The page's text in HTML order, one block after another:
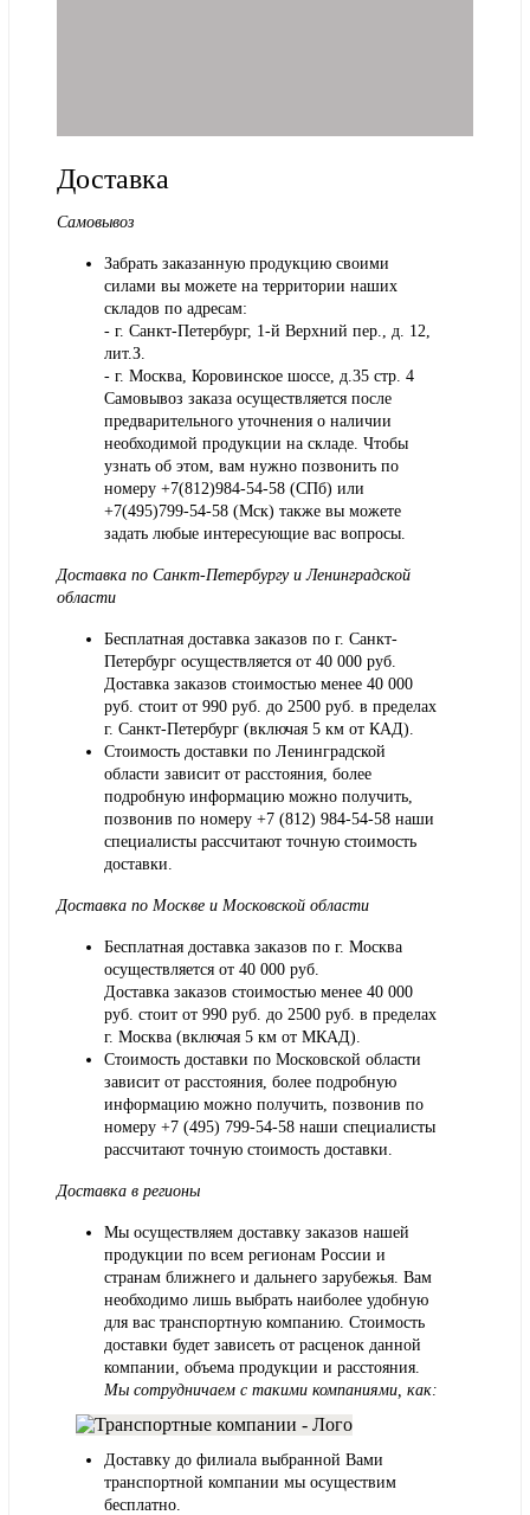
Доставка
Самовывоз
Забрать заказанную продукцию своими
силами вы можете на территории наших
складов по адресам:
- г. Санкт-Петербург, 1-й Верхний пер., д. 12,
лит.З.
- г. Москва, Коровинское шоссе, д.35 стр. 4
Самовывоз заказа осуществляется после
предварительного уточнения о наличии
необходимой продукции на складе. Чтобы
узнать об этом, вам нужно позвонить по
номеру +7(812)984-54-58 (СПб) или
+7(495)799-54-58 (Мск) также вы можете
задать любые интересующие вас вопросы.
Доставка по Санкт-Петербургу и Ленинградской
области
Бесплатная доставка заказов по г. Санкт-
Петербург осуществляется от 40 000 руб.
Доставка заказов стоимостью менее 40 000
руб. стоит от 990 руб. до 2500 руб. в пределах
г. Санкт-Петербург (включая 5 км от КАД).
Стоимость доставки по Ленинградской
области зависит от расстояния, более
подробную информацию можно получить,
позвонив по номеру +7 (812) 984-54-58 наши
специалисты рассчитают точную стоимость
доставки.
Доставка по Москве и Московской области
Бесплатная доставка заказов по г. Москва
осуществляется от 40 000 руб.
Доставка заказов стоимостью менее 40 000
руб. стоит от 990 руб. до 2500 руб. в пределах
г. Москва (включая 5 км от МКАД).
Стоимость доставки по Московской области
зависит от расстояния, более подробную
информацию можно получить, позвонив по
номеру +7 (495) 799-54-58 наши специалисты
рассчитают точную стоимость доставки.
Доставка в регионы
Мы осуществляем доставку заказов нашей
продукции по всем регионам России и
странам ближнего и дальнего зарубежья. Вам
необходимо лишь выбрать наиболее удобную
для вас транспортную компанию. Стоимость
доставки будет зависеть от расценок данной
компании, объема продукции и расстояния.
Мы сотрудничаем с такими компаниями, как:
Доставку до филиала выбранной Вами
транспортной компании мы осуществим
бесплатно.